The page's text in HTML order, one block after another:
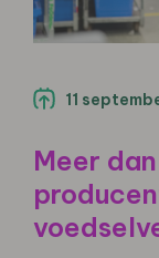
11
Meer